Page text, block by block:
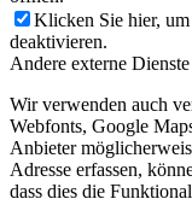
Klicken Sie hier,
deaktivieren.
Andere externe Dienste
Wir verwenden auch
Webfonts, Google
Anbieter
Adresse erfassen,
dass dies die